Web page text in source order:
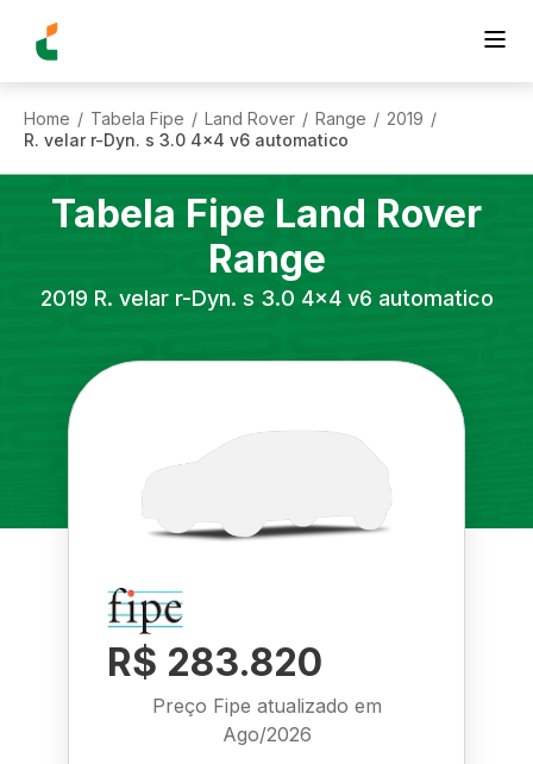
Home / Tabela Fipe / Land Rover / Range / 2019 /
R. velar r-Dyn. s 3.0 4x4 v6 automatico
Tabela Fipe Land Rover
Range
2019 R. velar r-Dyn. s 3.0 4x4 v6 automatico
R$ 283.820
Preço Fipe atualizado em
Ago/2026